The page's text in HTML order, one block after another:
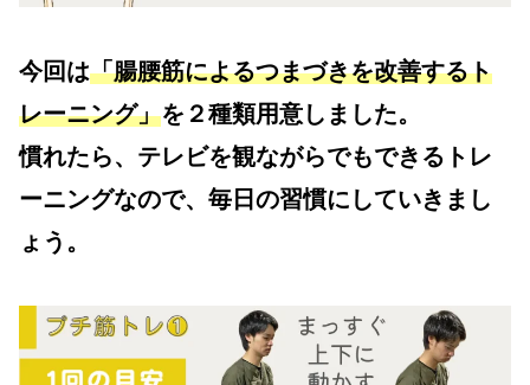
今回は「腸腰筋によるつまづきを改善するト
レーニング」を２種類用意しました。
慣れたら、テレビを観ながらでもできるトレ
ーニングなので、毎日の習慣にしていきまし
ょう。